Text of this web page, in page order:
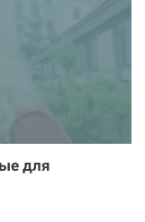
для